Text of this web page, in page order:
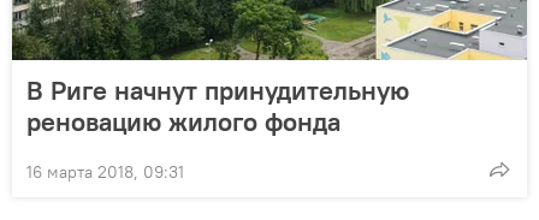
В Риге начнут принудительную
реновацию жилого фонда
16 марта 2018, 09:31